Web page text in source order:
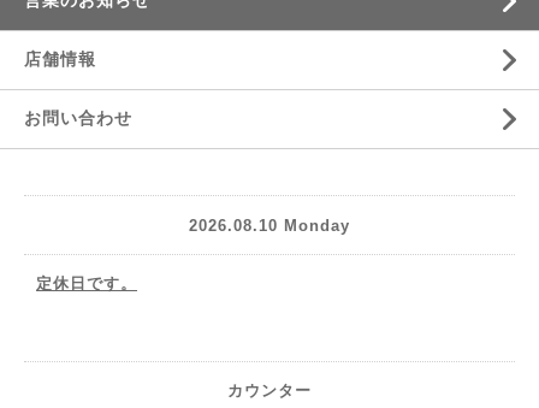
店舗情報
お問い合わせ
2026.08.10 Monday
定休日です。
カウンター